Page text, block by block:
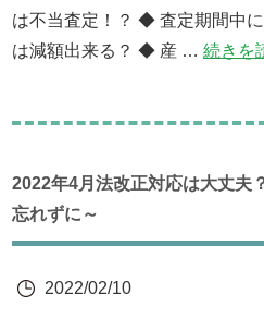
は不当査定！？ ◆ 査定期間中
は減額出来る？ ◆ 産 …続きを
2022年4月法改正対応は大丈夫
忘れずに～
2022/02/10